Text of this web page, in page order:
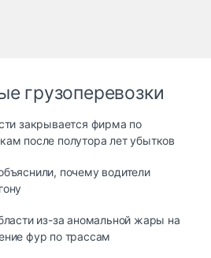
грузоперевозки
закрывается фирма по
после полутора лет убытков
почему водители
из-за аномальной жары на
фур по трассам